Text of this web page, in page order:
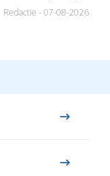
Redactie - 07-08-2026